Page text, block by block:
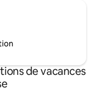
de vacances